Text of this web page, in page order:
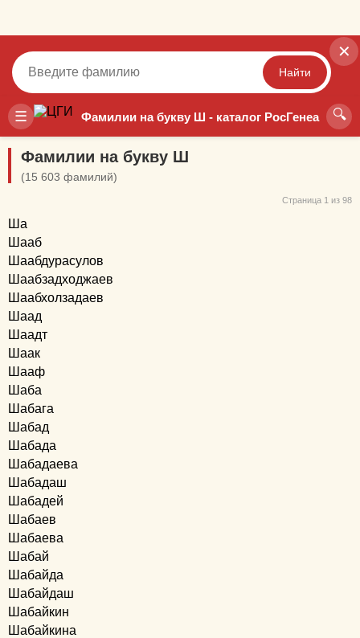
☰ Фамилии на букву Ш - каталог РосГенеа 🔍
✕
Найти
Точный Неточный
Фамилии на букву Ш
(15 603 фамилий)
Страница 1 из 98
Ша
Шааб
Шаабдурасулов
Шаабзадходжаев
Шаабхолзадаев
Шаад
Шаадт
Шаак
Шааф
Шаба
Шабага
Шабад
Шабада
Шабадаева
Шабадаш
Шабадей
Шабаев
Шабаева
Шабай
Шабайда
Шабайдаш
Шабайкин
Шабайкина